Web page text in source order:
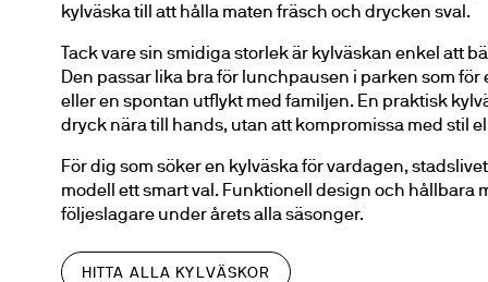
kylväska till att hålla maten fräsch och drycken sval.
Tack vare sin smidiga storlek är kylväskan enkel att
Den passar lika bra för lunchpausen i parken som
eller en spontan utflykt med familjen. En praktisk
dryck nära till hands, utan att kompromissa med stil
För dig som söker en kylväska för vardagen,
modell ett smart val. Funktionell design och hållbara
följeslagare under årets alla säsonger.
HITTA ALLA KYLVÄSKOR